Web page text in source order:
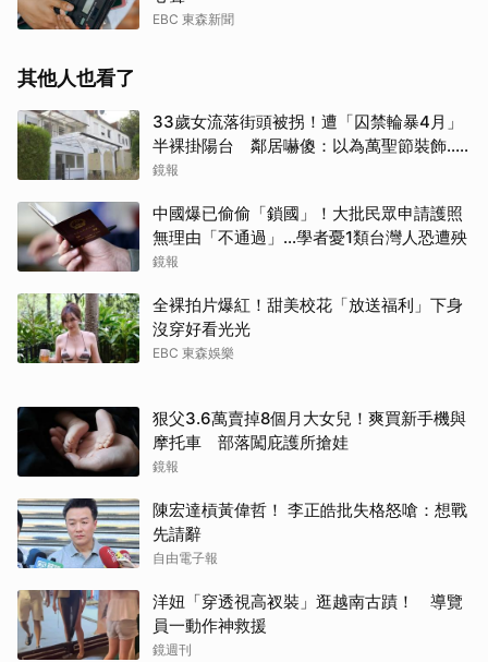
EBC 東森新聞
其他人也看了
33歲女流落街頭被拐！遭「囚禁輪暴4月」
半裸掛陽台 鄰居嚇傻：以為萬聖節裝飾...
主謀竟與妻小同住
鏡報
中國爆已偷偷「鎖國」！大批民眾申請護照
無理由「不通過」...學者憂1類台灣人恐遭殃
鏡報
全裸拍片爆紅！甜美校花「放送福利」下身
沒穿好看光光
EBC 東森娛樂
狠父3.6萬賣掉8個月大女兒！爽買新手機與
摩托車 部落闖庇護所搶娃
鏡報
陳宏達槓黃偉哲！ 李正皓批失格怒嗆：想戰
先請辭
自由電子報
洋妞「穿透視高衩裝」逛越南古蹟！ 導覽
員一動作神救援
鏡週刊